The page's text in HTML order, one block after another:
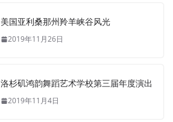
美国亚利桑那州羚羊峡谷风光
2019年11月26日
洛杉矶鸿韵舞蹈艺术学校第三届年度演出
2019年11月4日